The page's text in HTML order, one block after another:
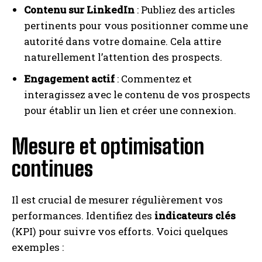
Contenu sur LinkedIn : Publiez des articles
pertinents pour vous positionner comme une
autorité dans votre domaine. Cela attire
naturellement l’attention des prospects.
Engagement actif : Commentez et
interagissez avec le contenu de vos prospects
pour établir un lien et créer une connexion.
Mesure et optimisation
continues
Il est crucial de mesurer régulièrement vos
performances. Identifiez des indicateurs clés
(KPI) pour suivre vos efforts. Voici quelques
exemples :